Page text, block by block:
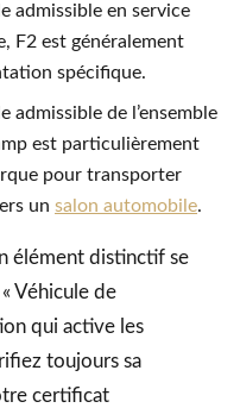
admissible en service
F2 est généralement
spécifique.
admissible de l’ensemble
est particulièrement
pour transporter
un salon automobile.
élément distinctif se
Véhicule de
qui active les
toujours sa
certificat